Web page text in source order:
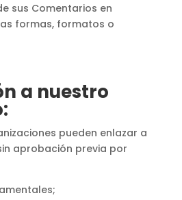
sus Comentarios en
formas, formatos o
a nuestro
pueden enlazar a
aprobación previa por